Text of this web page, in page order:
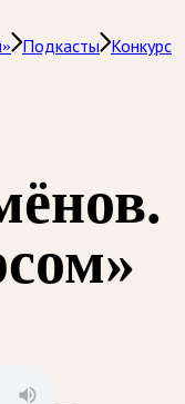
Подкасты
Конкурс